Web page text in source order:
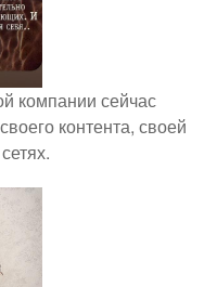
компании сейчас
контента, своей